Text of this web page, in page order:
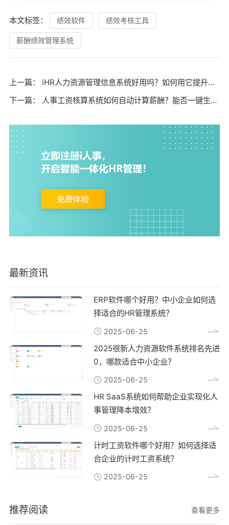
本文标签： 绩效软件 绩效考核工具
薪酬绩效管理系统
上一篇： iHR人力资源管理信息系统好用吗？如何用它提升企业人事效率？
下一篇： 人事工资核算系统如何自动计算薪酬？能否一键生成工资条？
最新资讯
ERP软件哪个好用？中小企业如何选
择适合的HR管理系统？
2025-06-25
2025很新人力资源软件系统排名先进
0，哪款适合中小企业？
2025-06-25
HR SaaS系统如何帮助企业实现化人
事管理降本增效？
2025-06-25
计时工资软件哪个好用？如何选择适
合企业的计时工资系统？
2025-06-25
推荐阅读 查看更多